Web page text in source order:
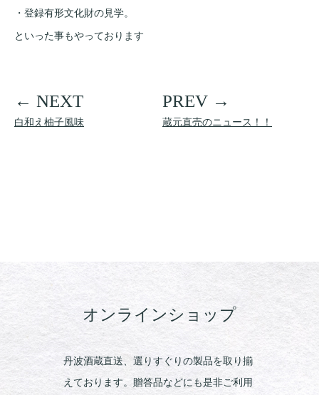
・登録有形文化財の見学。
といった事もやっております
白和え柚子風味 蔵元直売のニュース！！
オンラインショップ
丹波酒蔵直送、選りすぐりの製品を取り揃
えております。贈答品などにも是非ご利用